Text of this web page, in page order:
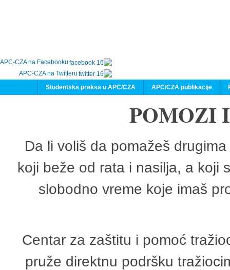
APC-CZA na Facebooku
APC-CZA na Twitteru
APC/CZA publikacije
Studentska praksa u APC/CZA
POMOZI
Da li voliš da pomažeš
koji beže od rata i nasilja, a koji
slobodno vreme koje imaš
Centar za zaštitu i pomoć
pruže direktnu podršku